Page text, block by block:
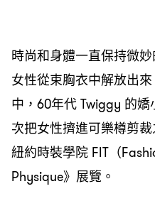
時尚和身體一直保持微
女性從束胸衣中解放出
中，60年代 Twiggy 的
次把女性擠進可樂樽剪
紐約時裝學院 FIT（
Physique》展覽。